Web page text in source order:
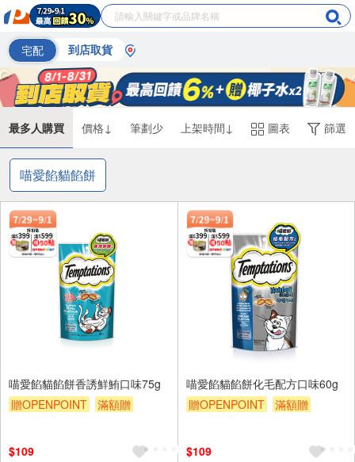
宅配 到店取貨
最多人購買 價格↓ 筆劃少 上架時間↓ 圖表 篩選
喵愛餡貓餡餅
喵愛餡貓餡餅香誘鮮鮪口味75g
贈OPENPOINT
滿額贈
$109
喵愛餡貓餡餅化毛配方口味60g
贈OPENPOINT
滿額贈
$109